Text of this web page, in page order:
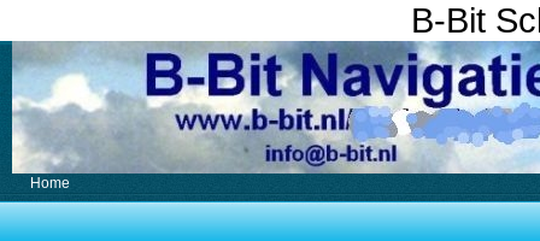
B-Bit
Home